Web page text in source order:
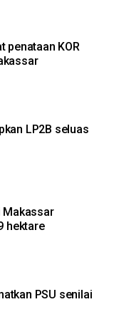
penataan KOR
LP2B seluas
Makassar
hektare
PSU senilai